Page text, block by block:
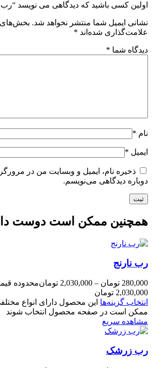
اولین کسی باشید که دیدگاهی می نویسد “رب
نشانی ایمیل شما منتشر نخواهد شد. بخش‌های
علامت‌گذاری شده‌اند *
دیدگاه شما *
نام *
ایمیل *
ذخیره نام، ایمیل و وبسایت من در
دوباره دیدگاهی می‌نویسم.
همچنین ممکن است دوست
رب نارنج
280,000 تومان –
2,030,000 تومان
2,030,000 تومان
انتخاب گزینه‌ها این محصول دارای انواع
ممکن است در صفحه محصول انتخاب شوند
مشاهده سریع
رب زرشک